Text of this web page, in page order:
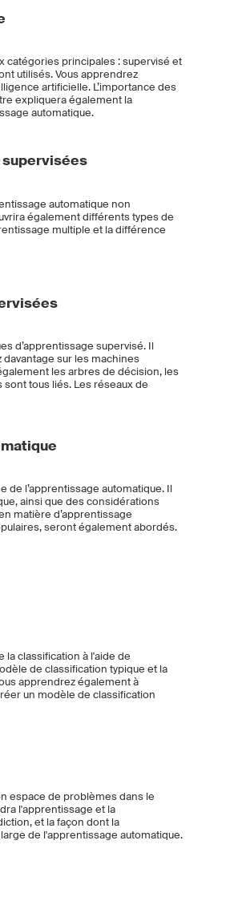
catégories principales : supervisé et
utilisés. Vous apprendrez
artificielle. L’importance des
expliquera également la
automatique.
supervisées
automatique non
également différents types de
multiple et la différence
d’apprentissage supervisé. Il
sur les machines
les arbres de décision, les
sont tous liés. Les réseaux de
de l’apprentissage automatique. Il
ainsi que des considérations
matière d’apprentissage
seront également abordés.
la classification à l'aide de
de classification typique et la
apprendrez également à
un modèle de classification
espace de problèmes dans le
l'apprentissage et la
et la façon dont la
de l'apprentissage automatique.